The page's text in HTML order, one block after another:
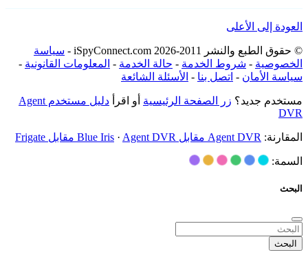
العودة إلى الأعلى
© حقوق الطبع والنشر 2011-2026 iSpyConnect.com -
سياسة
الخصوصية - شروط الخدمة - حالة الخدمة - المعلومات القانونية -
سياسة الأمان - اتصل بنا - الأسئلة الشائعة
مستخدم جديد؟ زر الصفحة الرئيسية أو اقرأ
دليل مستخدم Agent
DVR
المقارنة: Agent DVR مقابل Blue Iris · Agent DVR مقابل Frigate
السمة:
البحث
البحث